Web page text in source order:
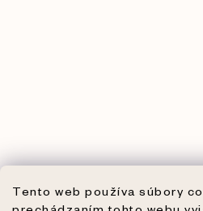
Tento web používa súbory